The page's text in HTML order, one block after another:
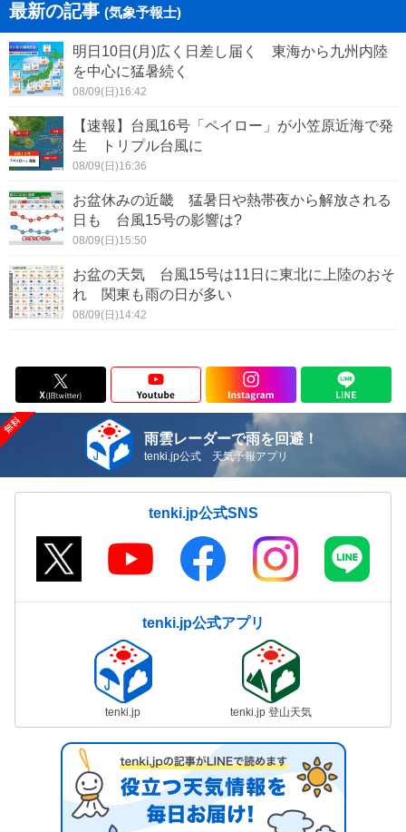
最新の記事 (気象予報士)
明日10日(月)広く日差し届く 東海から九州内陸
を中心に猛暑続く
08/09(日)16:42
【速報】台風16号「ペイロー」が小笠原近海で発
生 トリプル台風に
08/09(日)16:36
お盆休みの近畿 猛暑日や熱帯夜から解放される
日も 台風15号の影響は?
08/09(日)15:50
お盆の天気 台風15号は11日に東北に上陸のおそ
れ 関東も雨の日が多い
08/09(日)14:42
雨雲レーダーで雨を回避！
tenki.jp公式 天気予報アプリ
tenki.jp公式SNS
tenki.jp公式アプリ
tenki.jp tenki.jp 登山天気